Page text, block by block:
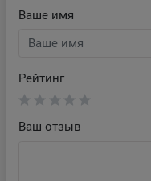
Ваше имя
Рейтинг
Ваш отзыв